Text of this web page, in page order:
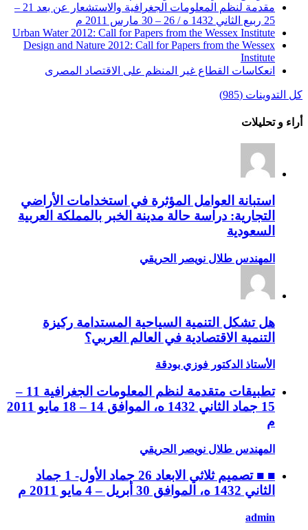
مقدمة لنظم المعلومات الجغرافية والاستشعار عن بعد 21 –
25 ربيع الثاني 1432 ه / 26 – 30 مارس 2011 م
Urban Water 2012: Call for Papers from the Wessex Institute
Design and Nature 2012: Call for Papers from the Wessex
Institute‏
انعكاسات القطاع غير المنظم على الاقتصاد المصرى
كل التدوينات (985)
أراء و تحليلات
استبانة العوامل المؤثرة في استخدامات الأراضي
التجارية: دراسة حالة مدينة الخبر بالمملكة العربية
السعودية
المهندس طلال نويصر الحريقي
هل تشكل التنمية السياحية المستدامة ركيزة
التنمية الاقتصادية في العالم العربي؟
الأستاذ الدكتور فوزي بودقة
تطبيقات متقدمة لنظم المعلومات الجغرافية 11 –
15 جماد الثاني 1432 ه، الموافق 14 – 18 مايو 2011
م
المهندس طلال نويصر الحريقي
■ ■ تصميم ثلاثي الابعاد 26 جماد الأول- 1 جماد
الثاني 1432 ه، الموافق 30 أبريل – 4 مايو 2011 م
admin